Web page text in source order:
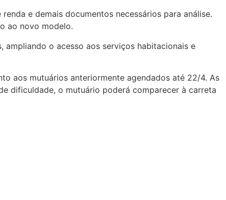
e demais documentos necessários para análise.
ao novo modelo.
o acesso aos serviços habitacionais e
aos mutuários anteriormente agendados até 22/4. As
dificuldade, o mutuário poderá comparecer à carreta